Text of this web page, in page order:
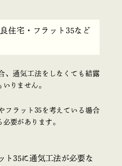
住宅・フラット35など
、通気工法をしなくても結露
りません。
フラット35を考えている場合
要があります。
ト35に通気工法が必要な